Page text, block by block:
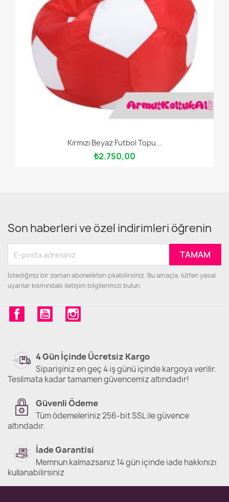
Kırmızı Beyaz Futbol Topu...
₺2.750,00
Son haberleri ve özel indirimleri öğrenin
İstediğiniz bir zaman abonelikten çıkabilirsiniz. Bu amaçla, lütfen yasal
uyarılar kısmındaki iletişim bilgilerimizi bulun.
FacebookYouTube
4 Gün İçinde Ücretsiz Kargo
Siparişiniz en geç 4 iş günü içinde kargoya verilir.
Teslimata kadar tamamen güvencemiz altındadır!
Güvenli Ödeme
Tüm ödemeleriniz 256-bit SSL ile güvence
altındadır.
İade Garantisi
Memnun kalmazsanız 14 gün içinde iade hakkınızı
kullanabilirsiniz